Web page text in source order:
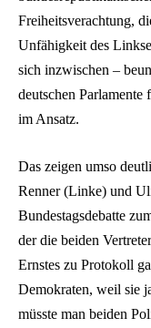
Freiheitsverachtung,
Unfähigkeit des
sich inzwischen –
deutschen
im Ansatz.
Das zeigen umso
Renner (Linke) und
Bundestagsdebatte
der die beiden
Ernstes zu Protokoll
Demokraten, weil sie
müsste man beiden